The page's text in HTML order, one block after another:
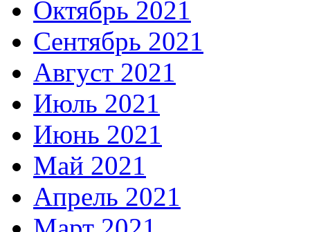
Октябрь 2021
Сентябрь 2021
Август 2021
Июль 2021
Июнь 2021
Май 2021
Апрель 2021